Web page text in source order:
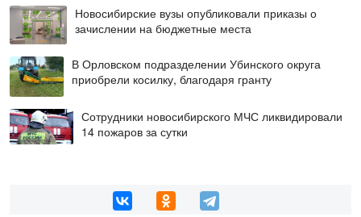
Новосибирские вузы опубликовали приказы о
зачислении на бюджетные места
В Орловском подразделении Убинского округа
приобрели косилку, благодаря гранту
Сотрудники новосибирского МЧС ликвидировали
14 пожаров за сутки